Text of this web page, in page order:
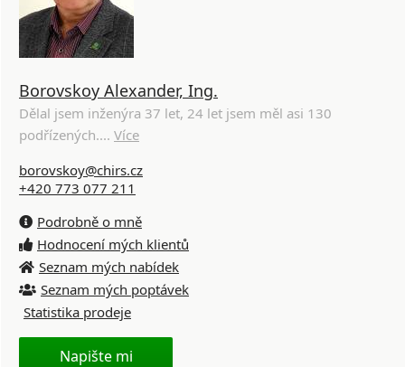
Borovskoy Alexander, Ing.
Dělal jsem inženýra 37 let, 24 let jsem měl asi 130
podřízených.... Více
borovskoy@chirs.cz
+420 773 077 211
Podrobně o mně
Hodnocení mých klientů
Seznam mých nabídek
Seznam mých poptávek
Statistika prodeje
Napište mi